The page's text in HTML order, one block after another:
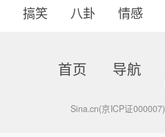
搞笑
八卦 情感
首页 导航
Sina.cn(京ICP证000007)